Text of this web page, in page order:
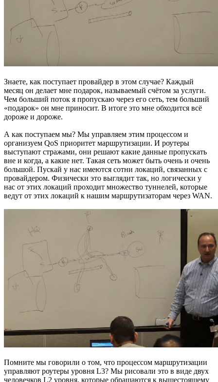
Знаете, как поступает провайдер в этом случае? Каждый
месяц он делает мне подарок, называемый счётом за услуги.
Чем больший поток я пропускаю через его сеть, тем больший
«подарок» он мне приносит. В итоге это мне обходится всё
дороже и дороже.
А как поступаем мы? Мы управляем этим процессом и
организуем QoS приоритет маршрутизации. И роутеры
выступают стражами, они решают какие данные пропускать
вне и когда, а какие нет. Такая сеть может быть очень и очень
большой. Пускай у нас имеются сотни локаций, связанных с
провайдером. Физически это выглядит так, но логически у
нас от этих локаций проходит множество туннелей, которые
ведут от этих локаций к нашим маршрутизаторам через WAN.
Помните мы говорили о том, что процессом маршрутизации
управляют роутеры уровня L3? Мы рисовали это в виде двух
человечков L2 уровня, которые обращаются к вышестоящему